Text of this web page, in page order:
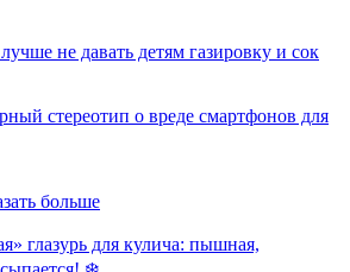
не давать детям газировку и сок
стереотип о вреде смартфонов для
больше
глазурь для кулича: пышная,